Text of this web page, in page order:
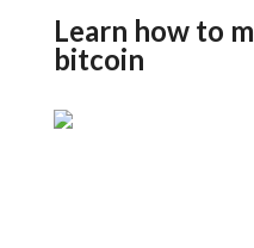
Learn how to
bitcoin